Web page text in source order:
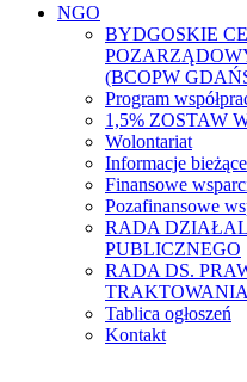
NGO
BYDGOSKIE
(BCOPW
Program
1,5% ZOSTAW
Wolontariat
Informacje bieżące
Finansowe
Pozafinansowe
RADA
PUBLICZNEGO
RADA DS.
TRAKTOWANIA
Tablica ogłoszeń
Kontakt